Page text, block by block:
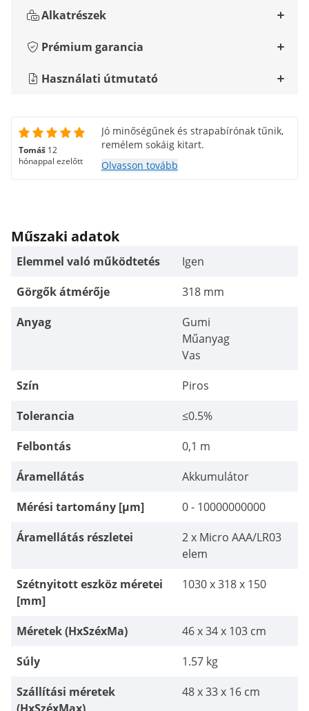
Alkatrészek
Prémium garancia
Használati útmutató
Tomáš 12
hónappal ezelőtt
Jó minőségűnek és strapabírónak tűnik,
remélem sokáig kitart.
Olvasson tovább
Műszaki adatok
Elemmel való működtetés
Igen
Görgők átmérője
318 mm
Anyag
Gumi
Műanyag
Vas
Szín
Piros
Tolerancia
≤0.5%
Felbontás
0,1 m
Áramellátás
Akkumulátor
Mérési tartomány [µm]
0 - 10000000000
Áramellátás részletei
2 x Micro AAA/LR03
elem
Szétnyitott eszköz méretei
[mm]
1030 x 318 x 150
Méretek (HxSzéxMa)
46 x 34 x 103 cm
Súly
1.57 kg
Szállítási méretek
48 x 33 x 16 cm